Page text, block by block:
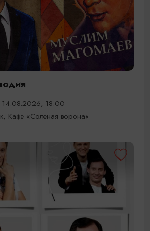
18:00
Кафе «Соленая ворона»